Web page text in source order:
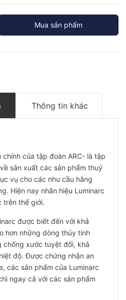
Mua sản phẩm
Thông tin khác
chính của tập đoàn ARC- là tập
sản xuất các sản phẩm thuỷ
vụ cho các nhu cầu hằng
Hiện nay nhãn hiệu Luminarc
trên thế giới.
được biết đến với khả
hơn những dòng thủy tinh
chống xước tuyệt đối, khả
độ. Được chứng nhận an
các sản phẩm của Luminarc
ngay cả với các sản phẩm